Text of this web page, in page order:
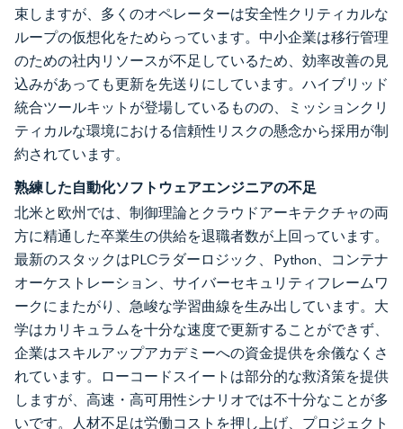
束しますが、多くのオペレーターは安全性クリティカルな
ループの仮想化をためらっています。中小企業は移行管理
のための社内リソースが不足しているため、効率改善の見
込みがあっても更新を先送りにしています。ハイブリッド
統合ツールキットが登場しているものの、ミッションクリ
ティカルな環境における信頼性リスクの懸念から採用が制
約されています。
熟練した自動化ソフトウェアエンジニアの不足
北米と欧州では、制御理論とクラウドアーキテクチャの両
方に精通した卒業生の供給を退職者数が上回っています。
最新のスタックはPLCラダーロジック、Python、コンテナ
オーケストレーション、サイバーセキュリティフレームワ
ークにまたがり、急峻な学習曲線を生み出しています。大
学はカリキュラムを十分な速度で更新することができず、
企業はスキルアップアカデミーへの資金提供を余儀なくさ
れています。ローコードスイートは部分的な救済策を提供
しますが、高速・高可用性シナリオでは不十分なことが多
いです。人材不足は労働コストを押し上げ、プロジェクト